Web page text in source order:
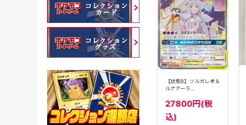
【PSA10】ソルガレオ
94800円(税
【PSA10】ソルガレオ
＆ルナアーラ
GX(063/049)[SA]
【sm11b】
90000円(税
込)
【状態B】ソルガレオ＆
ルナアーラ
【sm11b】
27800円(税
込)